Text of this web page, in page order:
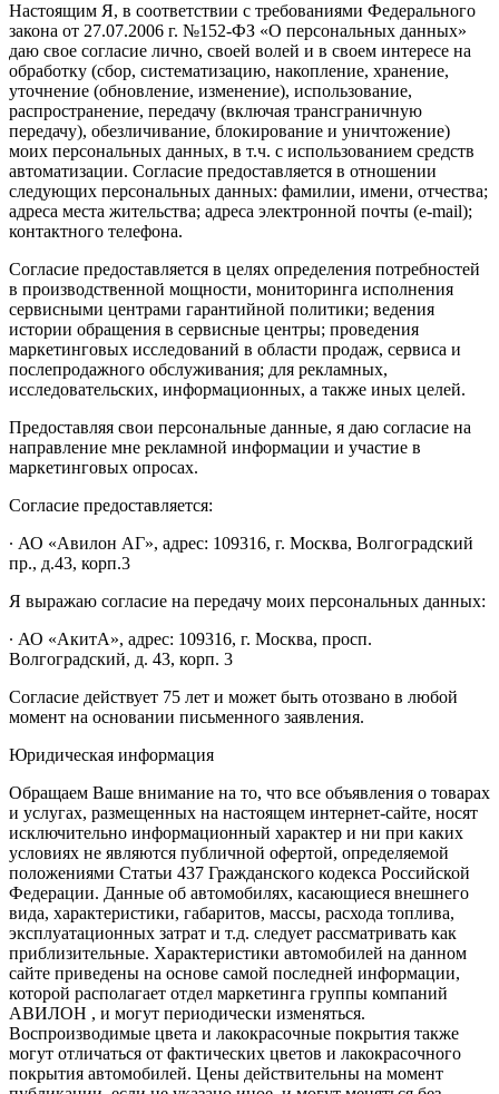
Настоящим Я, в соответствии с требованиями Федерального
закона от 27.07.2006 г. №152-ФЗ «О персональных данных»
даю свое согласие лично, своей волей и в своем интересе на
обработку (сбор, систематизацию, накопление, хранение,
уточнение (обновление, изменение), использование,
распространение, передачу (включая трансграничную
передачу), обезличивание, блокирование и уничтожение)
моих персональных данных, в т.ч. с использованием средств
автоматизации. Согласие предоставляется в отношении
следующих персональных данных: фамилии, имени, отчества;
адреса места жительства; адреса электронной почты (e-mail);
контактного телефона.
Согласие предоставляется в целях определения потребностей
в производственной мощности, мониторинга исполнения
сервисными центрами гарантийной политики; ведения
истории обращения в сервисные центры; проведения
маркетинговых исследований в области продаж, сервиса и
послепродажного обслуживания; для рекламных,
исследовательских, информационных, а также иных целей.
Предоставляя свои персональные данные, я даю согласие на
направление мне рекламной информации и участие в
маркетинговых опросах.
Согласие предоставляется:
∙ АО «Авилон АГ», адрес: 109316, г. Москва, Волгоградский
пр., д.43, корп.3
Я выражаю согласие на передачу моих персональных данных:
∙ АО «АкитА», адрес: 109316, г. Москва, просп.
Волгоградский, д. 43, корп. 3
Согласие действует 75 лет и может быть отозвано в любой
момент на основании письменного заявления.
Юридическая информация
Обращаем Ваше внимание на то, что все объявления о товарах
и услугах, размещенных на настоящем интернет-сайте, носят
исключительно информационный характер и ни при каких
условиях не являются публичной офертой, определяемой
положениями Статьи 437 Гражданского кодекса Российской
Федерации. Данные об автомобилях, касающиеся внешнего
вида, характеристики, габаритов, массы, расхода топлива,
эксплуатационных затрат и т.д. следует рассматривать как
приблизительные. Характеристики автомобилей на данном
сайте приведены на основе самой последней информации,
которой располагает отдел маркетинга группы компаний
АВИЛОН , и могут периодически изменяться.
Воспроизводимые цвета и лакокрасочные покрытия также
могут отличаться от фактических цветов и лакокрасочного
покрытия автомобилей. Цены действительны на момент